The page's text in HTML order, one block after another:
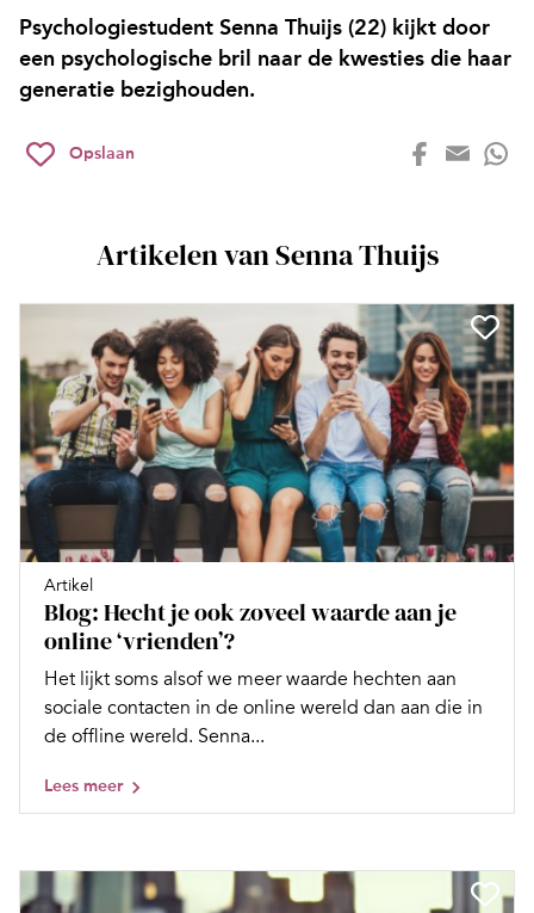
Psychologiestudent Senna Thuijs (22) kijkt door
een psychologische bril naar de kwesties die haar
generatie bezighouden.
Opslaan
Artikelen van Senna Thuijs
Artikel
Blog: Hecht je ook zoveel waarde aan je
online ‘vrienden’?
Het lijkt soms alsof we meer waarde hechten aan
sociale contacten in de online wereld dan aan die in
de offline wereld. Senna...
Lees meer